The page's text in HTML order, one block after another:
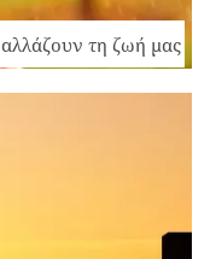
αλλάζουν τη ζωή μας